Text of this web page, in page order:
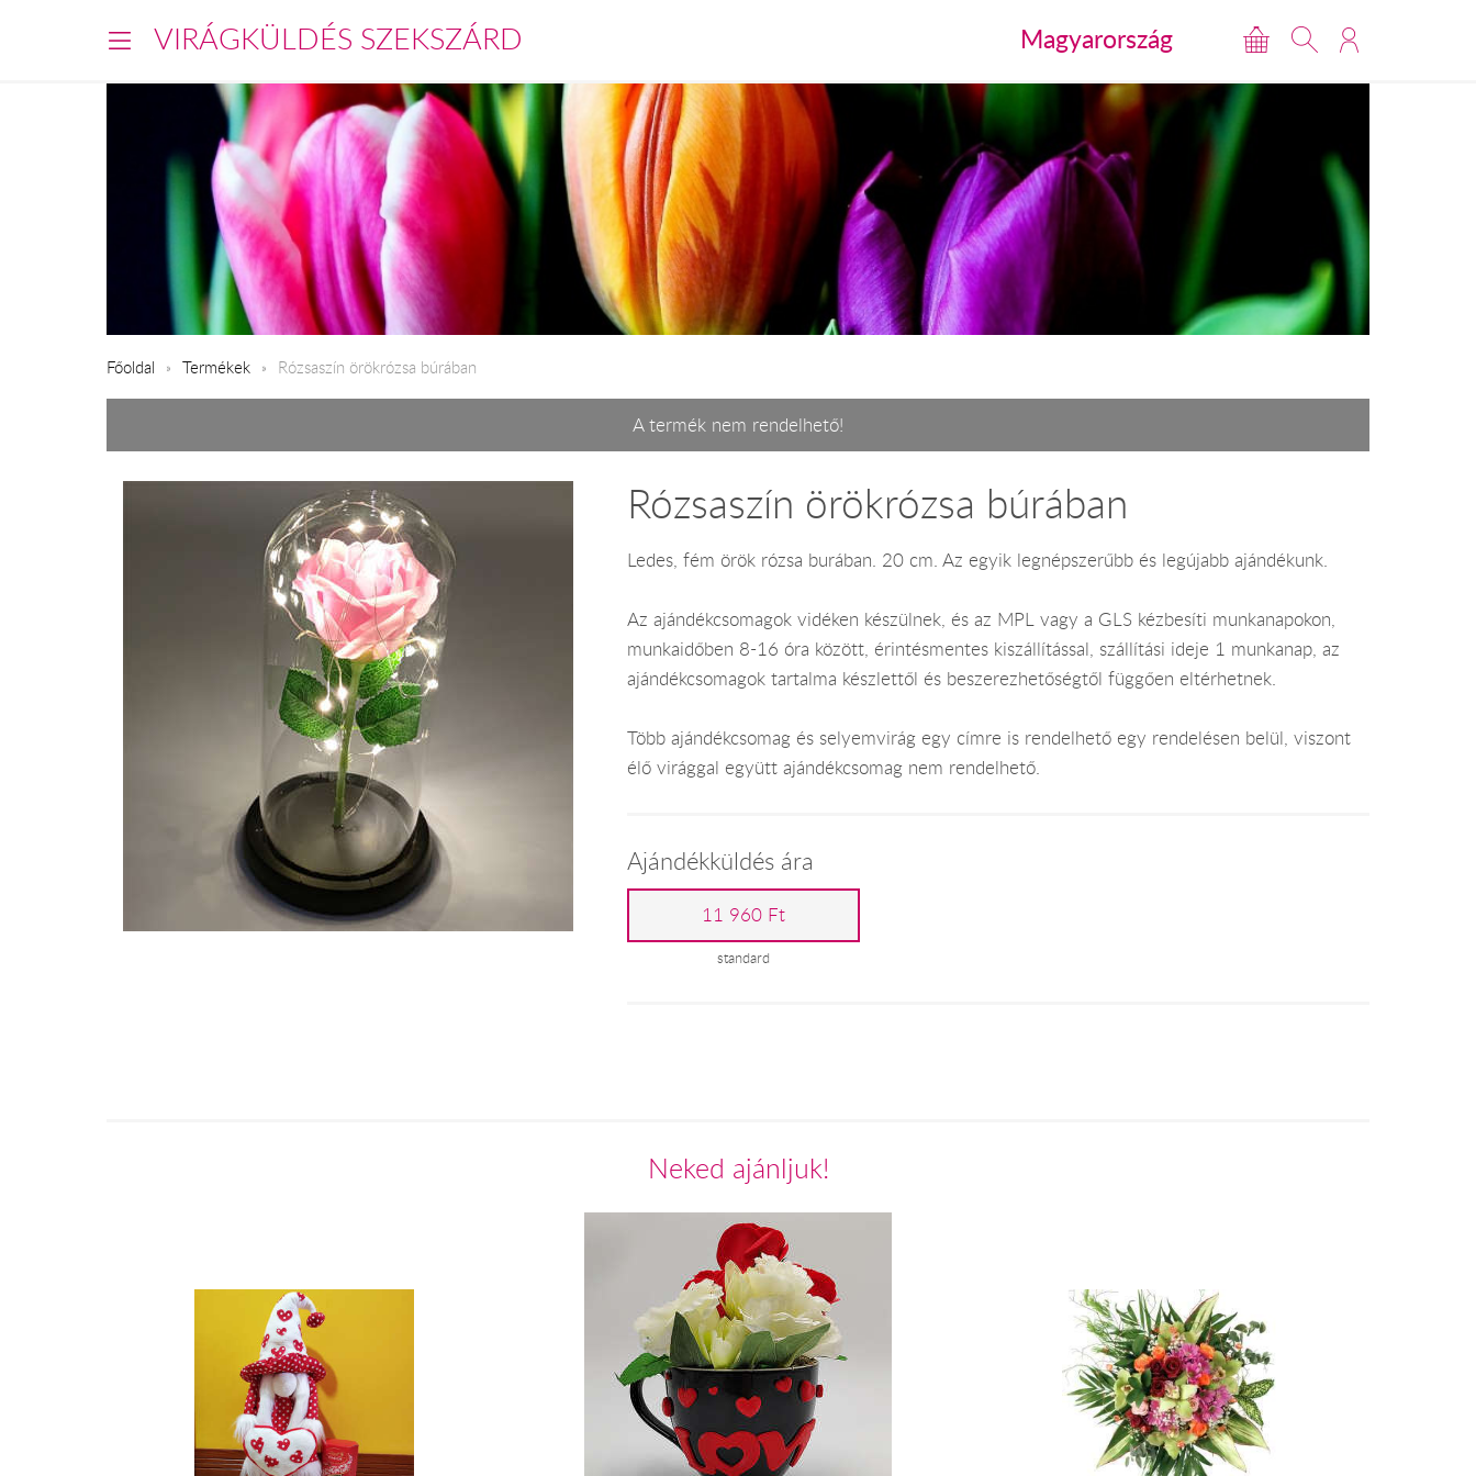
VIRÁGKÜLDÉS SZEKSZÁRD Magyarország
Főoldal Termékek Rózsaszín örökrózsa búrában
A termék nem rendelhető!
Rózsaszín örökrózsa búrában
Ledes, fém örök rózsa burában. 20 cm. Az egyik legnépszerűbb és legújabb ajándékunk.
Az ajándékcsomagok vidéken készülnek, és az MPL vagy a GLS kézbesíti munkanapokon,
munkaidőben 8-16 óra között, érintésmentes kiszállítással, szállítási ideje 1 munkanap, az
ajándékcsomagok tartalma készlettől és beszerezhetőségtől függően eltérhetnek.
Több ajándékcsomag és selyemvirág egy címre is rendelhető egy rendelésen belül, viszont
élő virággal együtt ajándékcsomag nem rendelhető.
Ajándékküldés ára
11 960 Ft
standard
Neked ajánljuk!